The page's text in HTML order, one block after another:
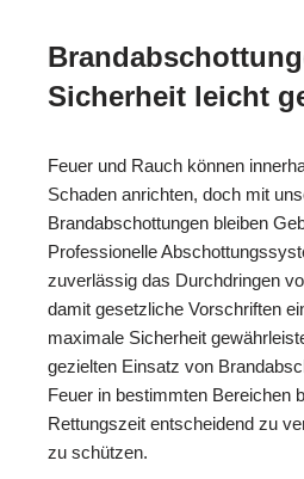
Sicherheit leicht
Feuer und Rauch können
Schaden anrichten, doch mit
Brandabschottungen bleiben
Professionelle
zuverlässig das Durchdringen
damit gesetzliche Vorschriften
maximale Sicherheit
gezielten Einsatz von
Feuer in bestimmten Bereichen
Rettungszeit entscheidend zu
zu schützen.